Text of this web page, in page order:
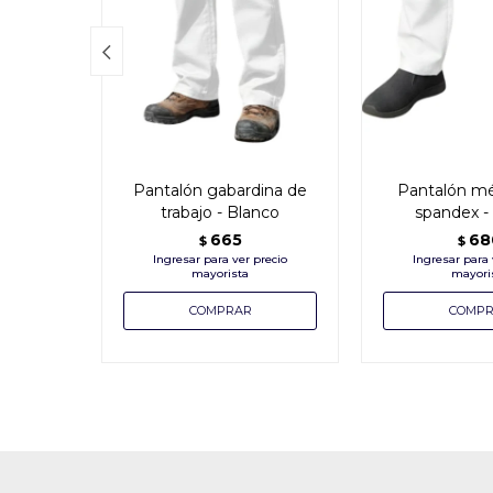
Pantalón gabardina de
trabajo - Blanco
$ 665
Pantalón
spandex
$
